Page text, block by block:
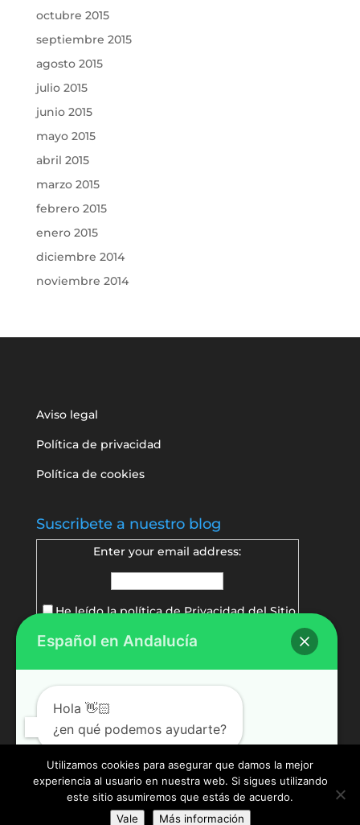
octubre 2015
septiembre 2015
agosto 2015
julio 2015
junio 2015
mayo 2015
abril 2015
marzo 2015
febrero 2015
enero 2015
diciembre 2014
noviembre 2014
Aviso legal
Política de privacidad
Política de cookies
Suscribete a nuestro blog
Enter your email address:
He leído la política dePrivacidad del Sitio
© Español en Andalucía
Español en Andalucía
Hola 👋🏻
¿en qué podemos ayudarte?
Abrir chat
Utilizamos cookies para asegurar que damos la mejor
experiencia al usuario en nuestra web. Si sigues utilizando
este sitio asumiremos que estás de acuerdo.
Vale
Más información